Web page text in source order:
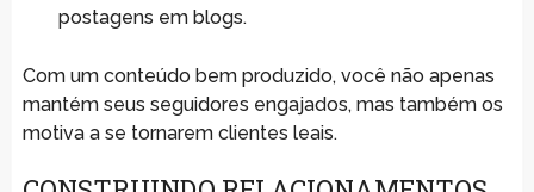
postagens em blogs.
Com um conteúdo bem produzido, você não apenas
mantém seus seguidores engajados, mas também os
motiva a se tornarem clientes leais.